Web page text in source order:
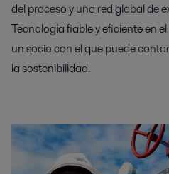
del proceso y una red global de
Tecnología fiable y eficiente en
un socio con el que puede
la sostenibilidad.